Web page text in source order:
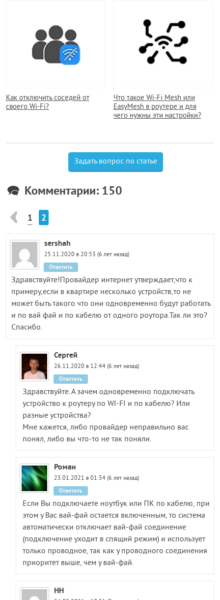
Как отключить соседей от
своего Wi-Fi?
Что такое Wi-Fi Mesh или
EasyMesh в роутере и для
чего нужны эти настройки?
Задать вопрос по статье
Комментарии: 150
1 2
sershah
25.11.2020 в 20:53 (6 лет назад)
Здравствуйте!Провайдер интернет утверждает,что к
примеру,если в квартире несколько устройств,то не
может быть такого что они одновременно будут работать
и по вай фай и по кабелю от одного роутора.Так ли это?
Спасибо.
Ответить
Сергей
26.11.2020 в 12:44 (6 лет назад)
Здравствуйте. А зачем одновременно подключать
устройство к роутеру по WI-FI и по кабелю? Или
разные устройства?
Мне кажется, либо провайдер неправильно вас
понял, либо вы что-то не так поняли.
Ответить
Роман
23.01.2021 в 01:34 (6 лет назад)
Если Вы подключаете ноутбук или ПК по кабелю, при
этом у Вас вай-фай остается включенным, то система
автоматически отключает вай-фай соединение
(подключение уходит в спящий режим) и использует
только проводное, так как у проводного соединения
приоритет выше, чем у вай-фай.
Ответить
НН